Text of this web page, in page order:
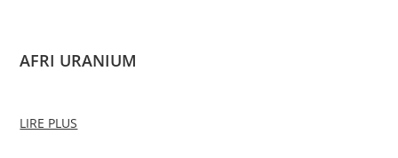
AFRI URANIUM
LIRE PLUS